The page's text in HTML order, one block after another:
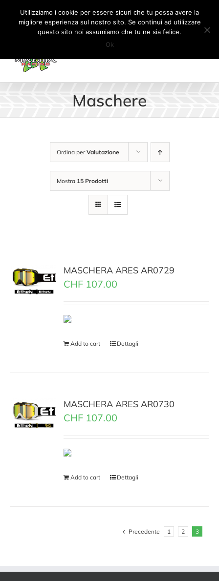
Salta
contenuto
Il mio account CARRELLO
Maschere
Ordina perValutazione
Mostra 15 Prodotti
MASCHERA ARES AR0729
CHF 107.00
Add to cart Dettagli
MASCHERA ARES AR0730
CHF 107.00
Add to cart Dettagli
Precedente 1 2 3
Utilizziamo i cookie per essere sicuri che tu possa avere la
migliore esperienza sul nostro sito. Se continui ad utilizzare
questo sito noi assumiamo che tu ne sia felice.
Ok